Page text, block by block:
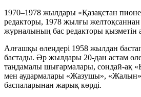
1970–1978 жылдары «Қазақстан
редакторы, 1978 жылғы
журналының бас редакторы қызметін
Алғашқы өлеңдері 1958 жылдан
бастады. Әр жылдары 20-дан астам
таңдамалы шығармалары, сондай-ақ
мен аудармалары «Жазушы»,
баспаларынан жарық көрді.